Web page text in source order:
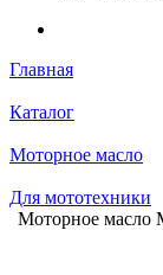
Главная
Каталог
Моторное масло
Для мототехники
Моторное масло